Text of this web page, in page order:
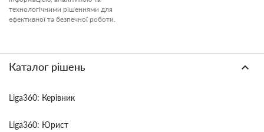
технологічними рішеннями для
ефективної та безпечної роботи.
Каталог рішень
Liga360: Керівник
Liga360: Юрист